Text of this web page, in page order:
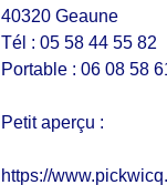
40320 Geaune
Tél : 05 58 44 55 82
Portable : 06 08 58
Petit aperçu :
https://